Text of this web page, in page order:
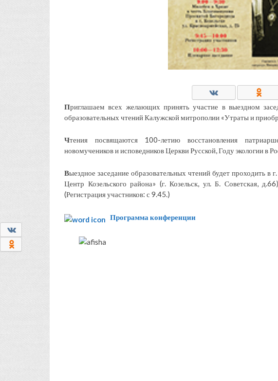
Приглашаем всех желающих принять участие в выездном
образовательных чтений Калужской митрополии «Утраты и
Чтения посвящаются 100-летию восстановления
новомучеников и исповедников Церкви Русской, Году экологии в
Выездное заседание образовательных чтений будет проходить
Центр Козельского района» (г. Козельск, ул. Б. Советская,
(Регистрация участников: с 9.45.)
Программа конференции